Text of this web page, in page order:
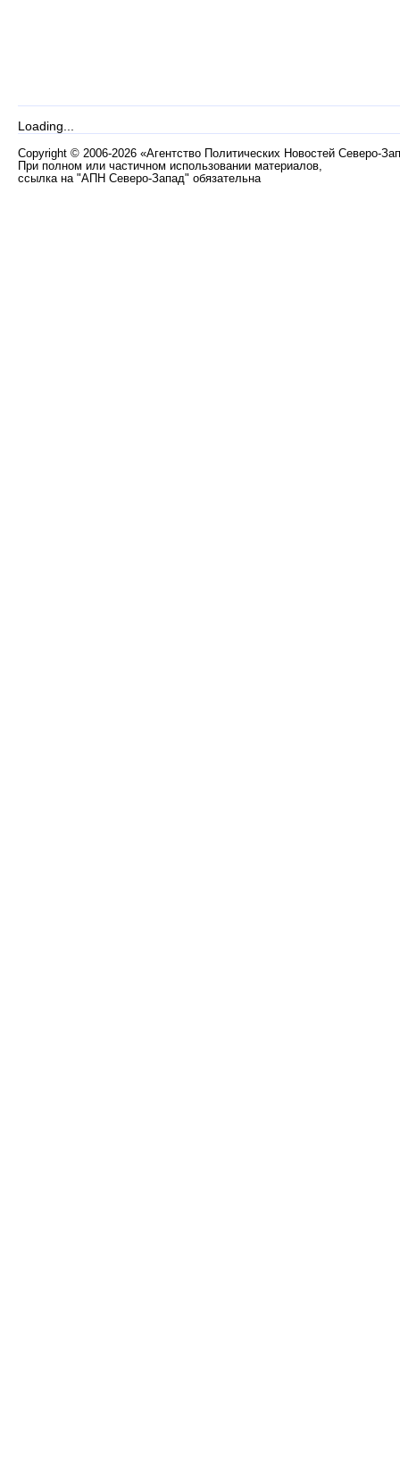
Loading...
Copyright © 2006-2026 «Агентство Политических Новостей Северо-
При полном или частичном использовании материалов,
ссылка на "АПН Северо-Запад" обязательна